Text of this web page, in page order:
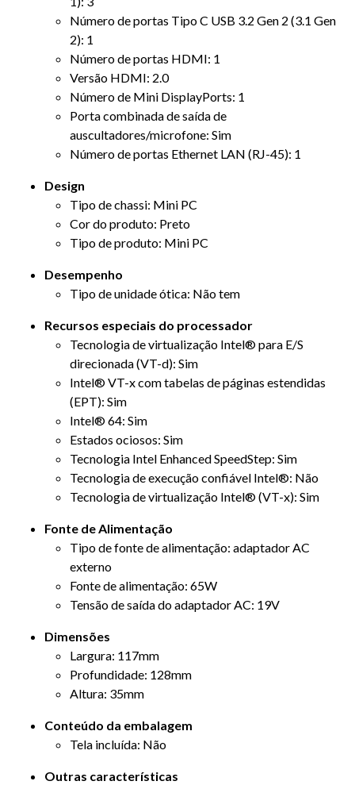
Número de portas Tipo C USB 3.2 Gen 2 (3.1 Gen
2): 1
Número de portas HDMI: 1
Versão HDMI: 2.0
Número de Mini DisplayPorts: 1
Porta combinada de saída de
auscultadores/microfone: Sim
Número de portas Ethernet LAN (RJ-45): 1
Design
Tipo de chassi: Mini PC
Cor do produto: Preto
Tipo de produto: Mini PC
Desempenho
Tipo de unidade ótica: Não tem
Recursos especiais do processador
Tecnologia de virtualização Intel® para E/S
direcionada (VT-d): Sim
Intel® VT-x com tabelas de páginas estendidas
(EPT): Sim
Intel® 64: Sim
Estados ociosos: Sim
Tecnologia Intel Enhanced SpeedStep: Sim
Tecnologia de execução confiável Intel®: Não
Tecnologia de virtualização Intel® (VT-x): Sim
Fonte de Alimentação
Tipo de fonte de alimentação: adaptador AC
externo
Fonte de alimentação: 65W
Tensão de saída do adaptador AC: 19V
Dimensões
Largura: 117mm
Profundidade: 128mm
Altura: 35mm
Conteúdo da embalagem
Tela incluída: Não
Outras características